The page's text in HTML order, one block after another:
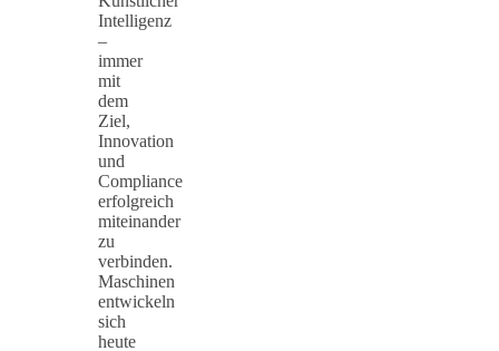
Intelligenz
–
immer
mit
dem
Ziel,
Innovation
und
Compliance
erfolgreich
miteinander
zu
verbinden.
Maschinen
entwickeln
sich
heute